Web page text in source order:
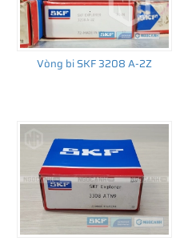
Vòng bi SKF 3208 A-2Z